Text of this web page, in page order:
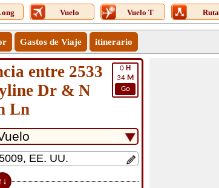
Vuelo Vuelo T Ruta
Gastos de Viaje itinerario
0 H
34 M
Go
entre 2533
Dr & N
Ln